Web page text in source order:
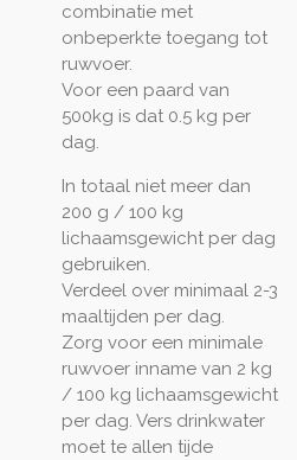
combinatie met
onbeperkte toegang tot
ruwvoer.
Voor een paard van
500kg is dat 0.5 kg per
dag.
In totaal niet meer dan
200 g / 100 kg
lichaamsgewicht per dag
gebruiken.
Verdeel over minimaal 2-3
maaltijden per dag.
Zorg voor een minimale
ruwvoer inname van 2 kg
/ 100 kg lichaamsgewicht
per dag. Vers drinkwater
moet te allen tijde